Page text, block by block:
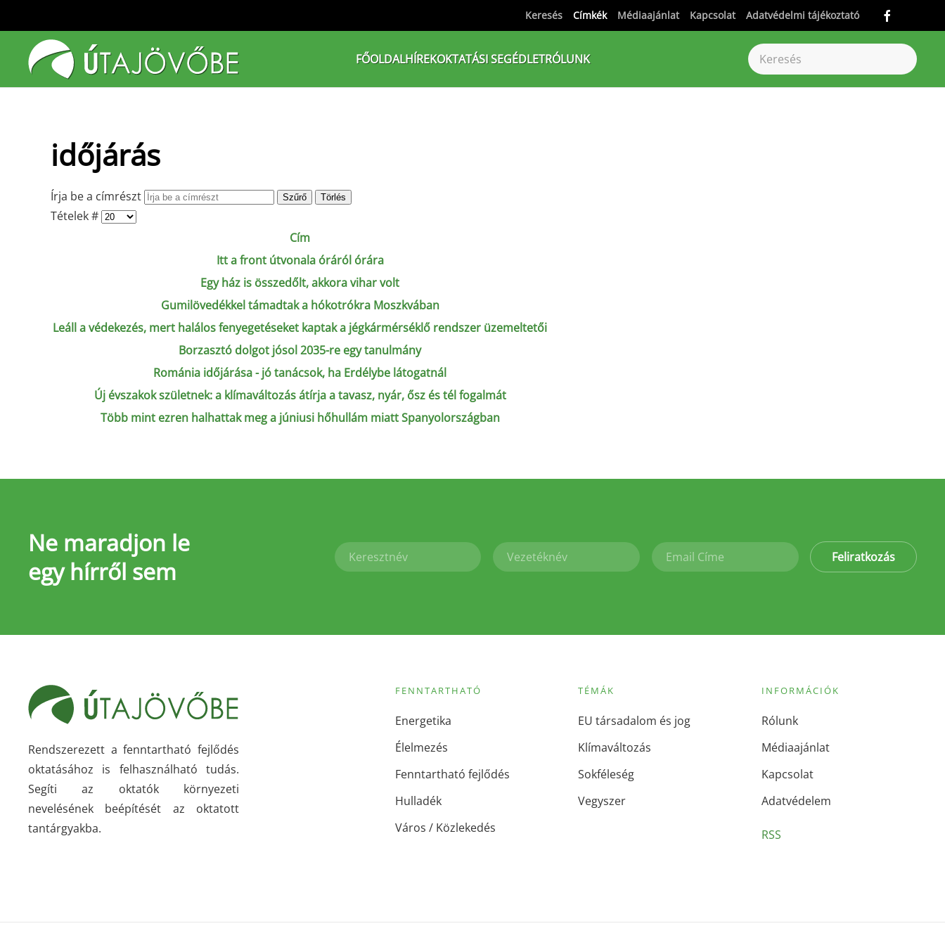
Fő tartalom átugrása
Keresés Címkék Médiaajánlat Kapcsolat Adatvédelmi tájékoztató
FŐOLDALHÍREKOKTATÁSI SEGÉDLETRÓLUNK
időjárás
Írja be a címrészt Szűrő Törlés
Tételek #
Cím
Itt a front útvonala óráról órára
Egy ház is összedőlt, akkora vihar volt
Gumilövedékkel támadtak a hókotrókra Moszkvában
Leáll a védekezés, mert halálos fenyegetéseket kaptak a jégkármérséklő rendszer üzemeltetői
Borzasztó dolgot jósol 2035-re egy tanulmány
Románia időjárása - jó tanácsok, ha Erdélybe látogatnál
Új évszakok születnek: a klímaváltozás átírja a tavasz, nyár, ősz és tél fogalmát
Több mint ezren halhattak meg a júniusi hőhullám miatt Spanyolországban
Ne maradjon le
egy hírről sem
Feliratkozás
Rendszerezett a fenntartható fejlődés
oktatásához is felhasználható tudás.
Segíti az oktatók környezeti
nevelésének beépítését az oktatott
tantárgyakba.
FENNTARTHATÓ
Energetika
Élelmezés
Fenntartható fejlődés
Hulladék
Város / Közlekedés
TÉMÁK
EU társadalom és jog
Klímaváltozás
Sokféleség
Vegyszer
INFORMÁCIÓK
Rólunk
Médiaajánlat
Kapcsolat
Adatvédelem
RSS